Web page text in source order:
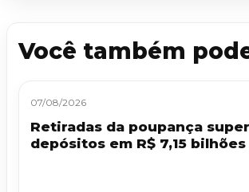
Você também
07/08/2026
Retiradas da poupança
depósitos em R$ 7,15